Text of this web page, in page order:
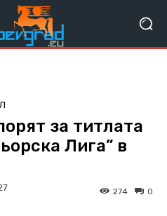
за титлата
Лига” в
0
274